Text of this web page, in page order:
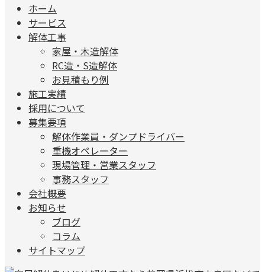
ホーム
サービス
解体工事
家屋・木造解体
RC造・S造解体
お見積もり例
施工実績
採用について
募集要項
解体作業員・ダンプドライバー
重機オペレーター
現場管理・営業スタッフ
事務スタッフ
会社概要
お知らせ
ブログ
コラム
サイトマップ